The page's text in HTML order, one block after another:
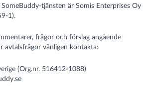
SomeBuddy-tjänsten är Somis Enterprises Oy
1).
frågor och förslag angående
avtalsfrågor vänligen kontakta:
(Org.nr. 516412-1088)